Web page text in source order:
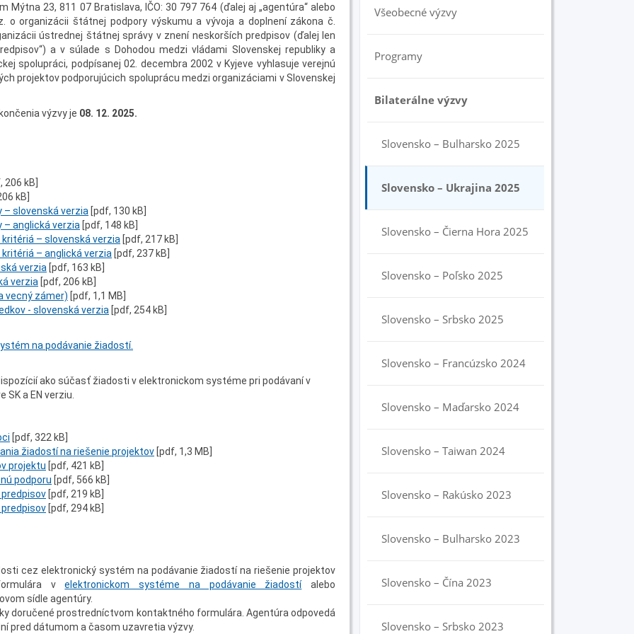
Mýtna 23, 811 07 Bratislava, IČO: 30 797 764 (ďalej aj „agentúra“ alebo
o organizácii štátnej podpory výskumu a vývoja a doplnení zákona č.
ústrednej štátnej správy v znení neskorších predpisov (ďalej len
a v súlade s Dohodou medzi vládami Slovenskej republiky a
spolupráci, podpísanej 02. decembra 2002 v Kyjeve vyhlasuje verejnú
projektov podporujúcich spoluprácu medzi organizáciami v Slovenskej
výzvy je 08. 12. 2025.
206 kB]
kB]
– slovenská verzia [pdf, 130 kB]
– anglická verzia [pdf, 148 kB]
– slovenská verzia [pdf, 217 kB]
– anglická verzia [pdf, 237 kB]
verzia [pdf, 163 kB]
verzia [pdf, 206 kB]
vecný zámer) [pdf, 1,1 MB]
- slovenská verzia [pdf, 254 kB]
na podávanie žiadostí.
ako súčasť žiadosti v elektronickom systéme pri podávaní v
a EN verziu.
[pdf, 322 kB]
žiadostí na riešenie projektov [pdf, 1,3 MB]
projektu [pdf, 421 kB]
podporu [pdf, 566 kB]
[pdf, 219 kB]
[pdf, 294 kB]
cez elektronický systém na podávanie žiadostí na riešenie projektov
velektronickom systéme na podávanie žiadostíalebo
sídle agentúry.
doručené prostredníctvom kontaktného formulára. Agentúra odpovedá
pred dátumom a časom uzavretia výzvy.
Všeobecné výzvy
Programy
Bilaterálne výzvy
Slovensko – Bulharsko 2025
Slovensko – Ukrajina 2025
Slovensko – Čierna Hora 2025
Slovensko – Poľsko 2025
Slovensko – Srbsko 2025
Slovensko – Francúzsko 2024
Slovensko – Maďarsko 2024
Slovensko – Taiwan 2024
Slovensko – Rakúsko 2023
Slovensko – Bulharsko 2023
Slovensko – Čína 2023
Slovensko – Srbsko 2023